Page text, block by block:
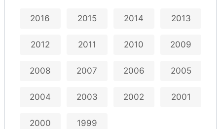
2016 2015 2014 2013
2012 2011 2010 2009
2008 2007 2006 2005
2004 2003 2002 2001
2000 1999